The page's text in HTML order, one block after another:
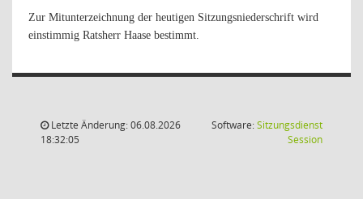
Zur Mitunterzeichnung der heutigen Sitzungsniederschrift wird
einstimmig Ratsherr Haase bestimmt.
Letzte Änderung: 06.08.2026
18:32:05
Software:Sitzungsdienst
Session(Wird in